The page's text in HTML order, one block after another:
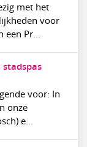
met het
voor
een Pr...
voor: In
onze
e...